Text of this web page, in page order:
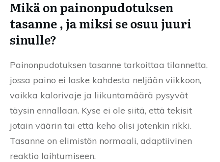
Mikä on painonpudotuksen
tasanne , ja miksi se osuu juuri
sinulle?
Painonpudotuksen tasanne tarkoittaa tilannetta,
jossa paino ei laske kahdesta neljään viikkoon,
vaikka kalorivaje ja liikuntamäärä pysyvät
täysin ennallaan. Kyse ei ole siitä, että tekisit
jotain väärin tai että keho olisi jotenkin rikki.
Tasanne on elimistön normaali, adaptiivinen
reaktio laihtumiseen.